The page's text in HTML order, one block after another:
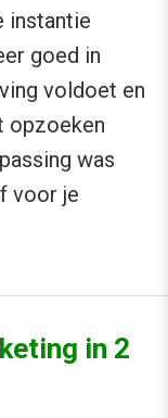
instantie
goed in
voldoet en
opzoeken
was
voor je
in 2